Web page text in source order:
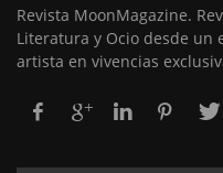
Revista MoonMagazine.
Literatura y Ocio desde un
artista en vivencias